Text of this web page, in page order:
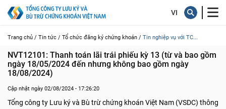
Trang chủ / Tin tức / Tổ chức đăng ký chứng khoán / Tin nghiệp vụ với TC...
NVT12101: Thanh toán lãi trái phiếu kỳ 13 (từ và bao gồm
ngày 18/05/2024 đến nhưng không bao gồm ngày
18/08/2024)
Cập nhật ngày 02/08/2024 - 17:26:20
Tổng công ty Lưu ký và Bù trừ chứng khoán Việt Nam (VSDC) thông